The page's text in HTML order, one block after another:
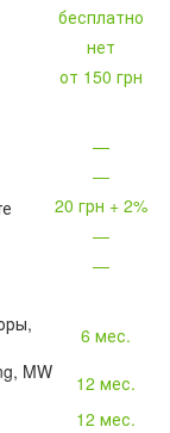
бесплатно
нет
от 150 грн
—
—
20 грн + 2%
—
—
6 мес.
MW
12 мес.
12 мес.